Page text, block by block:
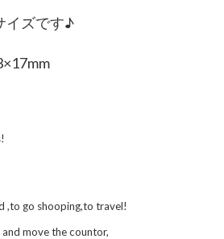
イズです♪
,to go shooping,to travel!
move the countor,